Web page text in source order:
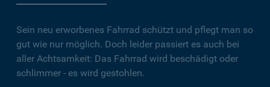
Sein neu erworbenes Fahrrad schützt und pflegt man so
gut wie nur möglich. Doch leider passiert es auch bei
aller Achtsamkeit: Das Fahrrad wird beschädigt oder
schlimmer - es wird gestohlen.